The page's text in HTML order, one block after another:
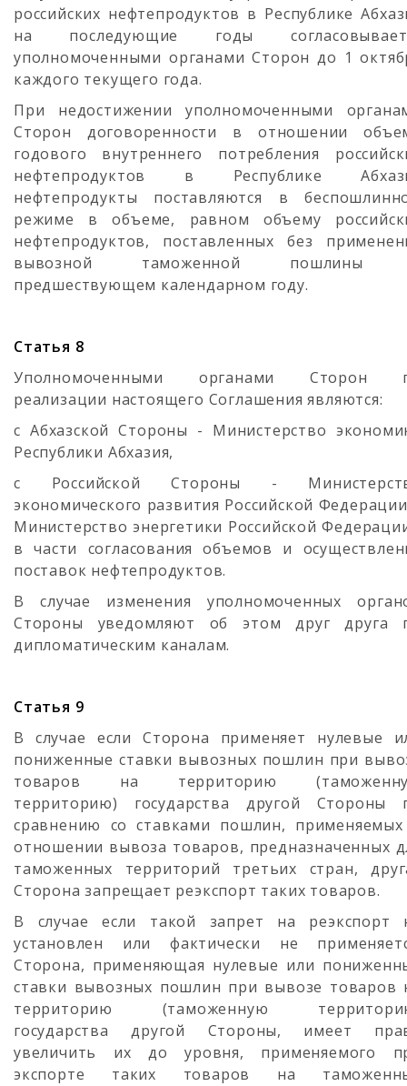
российских нефтепродуктов в Республике
на последующие годы
уполномоченными органами Сторон до 1
каждого текущего года.
При недостижении уполномоченными
Сторон договоренности в отношении
годового внутреннего потребления
нефтепродуктов в Республике
нефтепродукты поставляются в
режиме в объеме, равном объему
нефтепродуктов, поставленных без
вывозной таможенной пошлины
предшествующем календарном году.
Статья 8
Уполномоченными органами Сторон
реализации настоящего Соглашения являются:
с Абхазской Стороны - Министерство
Республики Абхазия,
с Российской Стороны -
экономического развития Российской
Министерство энергетики Российской
в части согласования объемов и
поставок нефтепродуктов.
В случае изменения уполномоченных
Стороны уведомляют об этом друг друга
дипломатическим каналам.
Статья 9
В случае если Сторона применяет нулевые
пониженные ставки вывозных пошлин при
товаров на территорию
территорию) государства другой Стороны
сравнению со ставками пошлин,
отношении вывоза товаров, предназначенных
таможенных территорий третьих стран,
Сторона запрещает реэкспорт таких товаров.
В случае если такой запрет на реэкспорт
установлен или фактически не
Сторона, применяющая нулевые или
ставки вывозных пошлин при вывозе товаров
территорию (таможенную
государства другой Стороны, имеет
увеличить их до уровня, применяемого
экспорте таких товаров на